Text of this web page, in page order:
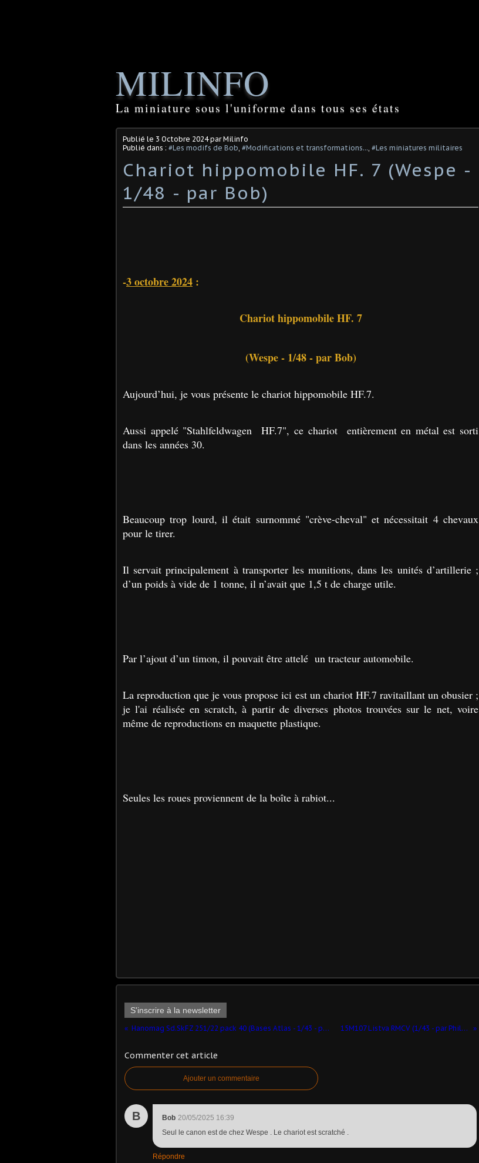
MILINFO
La miniature sous l'uniforme dans tous ses états
Publié le 3 Octobre 2024par Milinfo
Publié dans : #Les modifs de Bob, #Modifications et transformations..., #Les miniatures militaires
Chariot hippomobile HF. 7 (Wespe -
1/48 - par Bob) ​
-3 octobre 2024 :
Chariot hippomobile HF. 7
(Wespe - 1/48 - par Bob)
Aujourd’hui, je vous présente le chariot hippomobile HF.7.
Aussi appelé "Stahlfeldwagen HF.7", ce chariot entièrement en métal est sorti
dans les années 30.
Beaucoup trop lourd, il était surnommé "crève-cheval" et nécessitait 4 chevaux
pour le tirer.
Il servait principalement à transporter les munitions, dans les unités d’artillerie ;
d’un poids à vide de 1 tonne, il n’avait que 1,5 t de charge utile.
Par l’ajout d’un timon, il pouvait être attelé un tracteur automobile.
La reproduction que je vous propose ici est un chariot HF.7 ravitaillant un obusier ;
je l'ai réalisée en scratch, à partir de diverses photos trouvées sur le net, voire
même de reproductions en maquette plastique.
Seules les roues proviennent de la boîte à rabiot...
S'inscrire à la newsletter
Hanomag Sd.SkFZ 251/22 pack 40 (Bases Atlas - 1/43 - par Hervé C.) ​ 15M107 Listva RMCV (1/43 - par Philippe S.) ​
Commenter cet article
Ajouter un commentaire
B Bob 20/05/2025 16:39
Seul le canon est de chez Wespe . Le chariot est scratché .
Répondre